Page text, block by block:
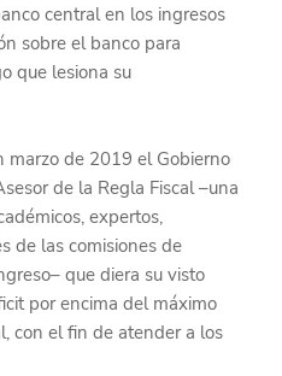
central en los ingresos
sobre el banco para
que lesiona su
marzo de 2019 el Gobierno
de la Regla Fiscal –una
expertos,
de las comisiones de
que diera su visto
por encima del máximo
con el fin de atender a los